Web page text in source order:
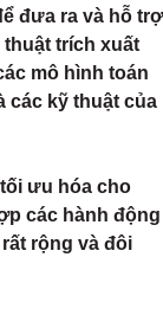
đưa ra và hỗ trợ
thuật trích xuất
mô hình toán
các kỹ thuật của
ưu hóa cho
các hành động
rộng và đôi